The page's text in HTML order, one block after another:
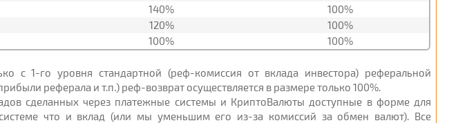
140%
100%
120%
100%
100% 100%
с 1-го уровня стандартной (реф-комиссия от вклада инвестора) реферальной
реферала и т.п.) реф-возврат осуществляется в размере только 100%.
сделанных через платежные системы и КриптоВалюты доступные в форме для
что и вклад (или мы уменьшим его из-за комиссий за обмен валют). Все